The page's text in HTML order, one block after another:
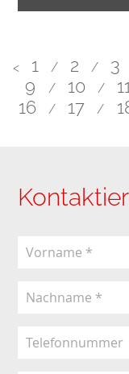
< 1 / 2 / 3
9 / 10 /
16 / 17 /